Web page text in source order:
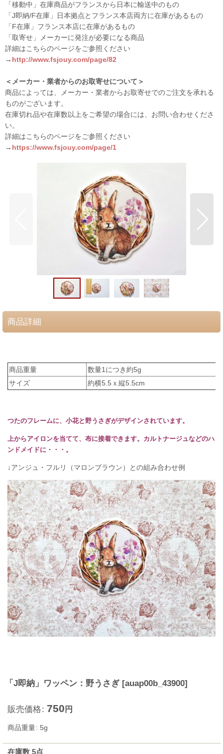
「移動中」在庫商品がフランスから日本に輸送中のもの
「J即納/F在庫」日本拠点とフランス本店両方に在庫があるもの
「F在庫」フランス本店に在庫があるもの
「取寄せ」メーカーに発注が必要になる商品
詳細はこちらのページをご参照ください
→ http://www.fsjouy.com/page/82
＜メーカー・業者からのお取寄せについて＞
商品によっては、メーカー・業者からお取寄せでのご注文を承れる
ものがございます。
在庫切れ品や在庫数以上をご希望の場合には、お問い合わせくださ
い。
詳細はこちらのページをご参照ください
→ https://www.fsjouy.com/page/1
商品詳細
商品重量
数量1につき約5g
サイズ
約横5.5ｘ縦5.5cm
つたのフレームに、小花と野うさぎがデザインされています。
上からアイロンを当てて、布に接着できます。カルトナージュなどのハ
ンドメイドに・・・。
↓アンジュ・フルリ（マロンブラウン）との組み合わせ例
「J即納」ワッペン：野うさぎ [auap00b_43900]
販売価格: 750 円
商品重量: 5g
在庫数 5点